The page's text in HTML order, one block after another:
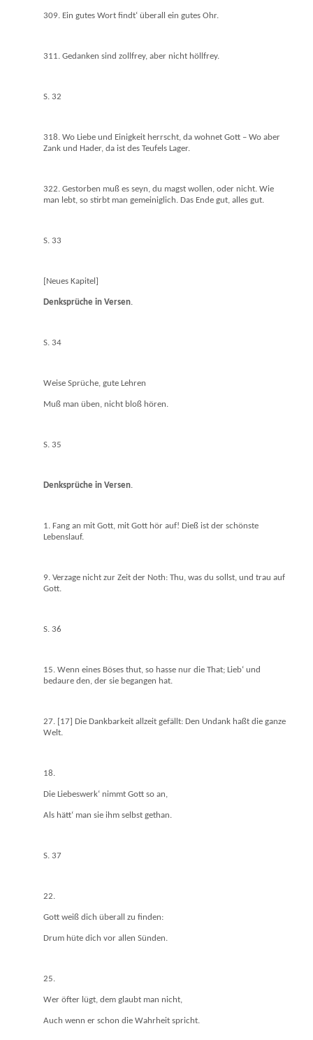
309. Ein gutes Wort findt‘ überall ein gutes Ohr.
311. Gedanken sind zollfrey, aber nicht höllfrey.
S. 32
318. Wo Liebe und Einigkeit herrscht, da wohnet Gott – Wo aber
Zank und Hader, da ist des Teufels Lager.
322. Gestorben muß es seyn, du magst wollen, oder nicht. Wie
man lebt, so stirbt man gemeiniglich. Das Ende gut, alles gut.
S. 33
[Neues Kapitel]
Denksprüche in Versen.
S. 34
Weise Sprüche, gute Lehren
Muß man üben, nicht bloß hören.
S. 35
Denksprüche in Versen.
1. Fang an mit Gott, mit Gott hör auf! Dieß ist der schönste
Lebenslauf.
9. Verzage nicht zur Zeit der Noth: Thu, was du sollst, und trau auf
Gott.
S. 36
15. Wenn eines Böses thut, so hasse nur die That; Lieb‘ und
bedaure den, der sie begangen hat.
27. [17] Die Dankbarkeit allzeit gefällt: Den Undank haßt die ganze
Welt.
18.
Die Liebeswerk‘ nimmt Gott so an,
Als hätt‘ man sie ihm selbst gethan.
S. 37
22.
Gott weiß dich überall zu finden:
Drum hüte dich vor allen Sünden.
25.
Wer öfter lügt, dem glaubt man nicht,
Auch wenn er schon die Wahrheit spricht.